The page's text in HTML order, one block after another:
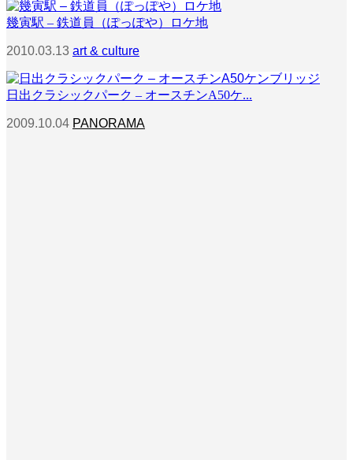
幾寅駅 – 鉄道員（ぽっぽや）ロケ地
2010.03.13 art & culture
日出クラシックパーク – オースチンA50ケ...
2009.10.04 PANORAMA